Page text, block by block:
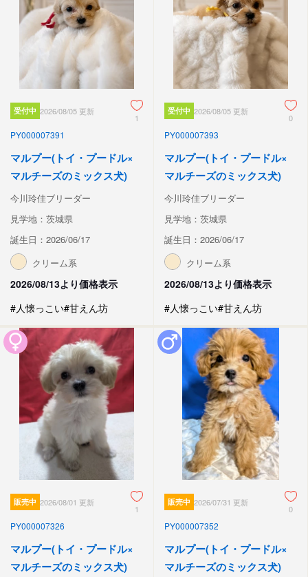
受付中 2026/08/05 更新
1
PY000007391
マルプー(トイ・プードル×
マルチーズのミックス犬)
今川玲佳ブリーダー
見学地：茨城県
誕生日：2026/06/17
クリーム系
2026/08/13より価格表示
#人懐っこい#甘えん坊
受付中 2026/08/05 更新
0
PY000007393
マルプー(トイ・プードル×
マルチーズのミックス犬)
今川玲佳ブリーダー
見学地：茨城県
誕生日：2026/06/17
クリーム系
2026/08/13より価格表示
#人懐っこい#甘えん坊
販売中 2026/08/01 更新
1
PY000007326
マルプー(トイ・プードル×
マルチーズのミックス犬)
販売中 2026/07/31 更新
0
PY000007352
マルプー(トイ・プードル×
マルチーズのミックス犬)